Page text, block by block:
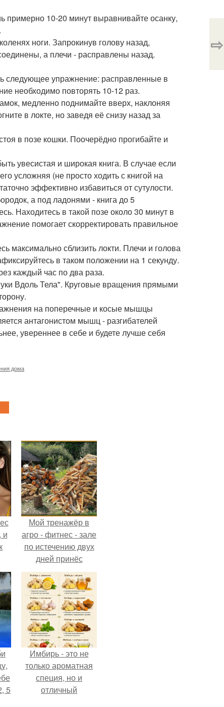
примерно 10-20 минут выравнивайте осанку,
ноги. Запрокинув голову назад,
а плечи - расправлены назад.
следующее упражнение: расправленные в
необходимо повторять 10-12 раз.
медленно поднимайте вверх, наклоняя
в локте, но заведя её снизу назад за
в позе кошки. Поочерёдно прогибайте и
увесистая и широкая книга. В случае если
усложняя (не просто ходить с книгой на
эффективно избавиться от сутулости.
а под ладонями - книга до 5
Находитесь в такой позе около 30 минут в
помогает скорректировать правильное
максимально сблизить локти. Плечи и голова
в таком положении на 1 секунду.
каждый час по два раза.
Вдоль Тела". Круговые вращения прямыми
на поперечные и косые мышцы
антагонистом мышц - разгибателей
увереннее в себе и будете лучше себя
дома
⇨
и
Мой тренажёр в
агро - фитнес - зале
по истечению двух
дней принёс
ощутимый
результат.
5
Имбирь - это не
только ароматная
специя, но и
отличный